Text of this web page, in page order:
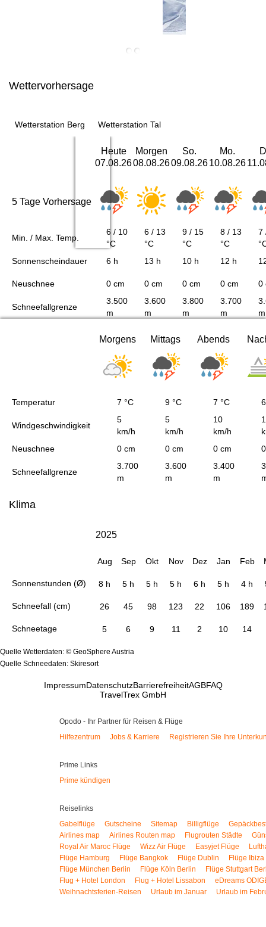
Wettervorhersage
Wetterstation Berg Wetterstation Tal
Heute
07.08.26
Morgen
08.08.26
So.
09.08.26
Mo.
10.08.26
5 Tage Vorhersage
Min. / Max. Temp.
6 / 10
°C
6 / 13
°C
9 / 15
°C
8 / 13
°C
7
Sonnenscheindauer
6 h 13 h 10 h 12 h
Neuschnee 0 cm 0 cm 0 cm 0 cm 0
Schneefallgrenze
3.500
m
3.600
m
3.800
m
3.700
m
m
Morgens Mittags Abends
Temperatur 7 °C 9 °C 7 °C
Windgeschwindigkeit
5
km/h
5
km/h
10
km/h
Neuschnee
0 cm 0 cm 0 cm
Schneefallgrenze
3.700
m
3.600
m
3.400
m
Klima
Sonnenstunden (Ø)
Schneefall (cm)
Schneetage
2025
Aug Sep Okt Nov Dez Jan Feb
8 h 5 h 5 h 5 h 6 h 5 h 4 h
26 45 98 123 22 106 189
5 6 9 11 2 10 14
Quelle Wetterdaten: © GeoSphere Austria
Quelle Schneedaten: Skiresort
ImpressumDatenschutzBarrierefreiheitAGBFAQ
TravelTrex GmbH